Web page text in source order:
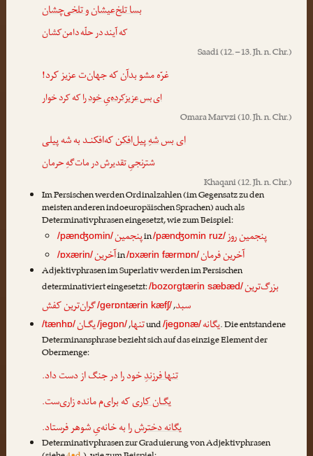
بسا تلخ‌عیشان و تلخی‌چشان
که آیند در حلّه دامن‌کشان
Saadi(12. – 13. Jh. n. Chr.)
غرّه مشو بدآن که جهان‌ت عزیز کرد!
ای بس عزیزکرده‌یِ خودرا که کرد خوار
Omara Marvzi(10. Jh. n. Chr.)
ای بس شهِ پیل‌افکنکه‌افکنـد به شه پیلی
شترنجیِ تقدیرش در مات‌گهِ حرمان
Khaqani(12. Jh. n. Chr.)
Im Persischen werden Ordinalzahlen (im Gegensatz zu den
meisten anderen indoeuropäischen Sprachen) auch als
Determinativphrasen eingesetzt, wie zum Beispiel:
/pænʤomin/پنجمینin/pænʤomin ruz/پنجمین روز
/ɒxærin/آخرینin/ɒxærin færmɒn/آخرین فرمان
Adjektivphrasen im Superlativ werden im Persischen
determinativiert eingesetzt:/bozorgtærin sæbæd/بزرگ‌ترین
سبد,
/gerɒntærin kæfʃ/گران‌ترین کفش
/tænhɒ/ تنها,
/jegɒn/یگـان und/jegɒnæ/یگانه. Die entstandene
Determinansphrase bezieht sich auf das einzige Element der
Obermenge:
تنها فرزندِخود را در جنگ از دست داد.
یگـان کاریکه برای‌م مانده زاری‌ست.
یگانه دخترشرا به خانه‌یِ شوهر فرستاد.
Determinativphrasen zur Graduierung von Adjektivphrasen